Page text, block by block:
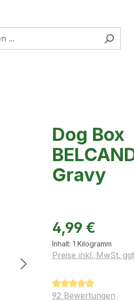
Dog Box
Gravy
4,99 €
Inhalt: 1 Kilogramm
Preise inkl. MwSt.
Durchschnittliche
92 Bewertungen